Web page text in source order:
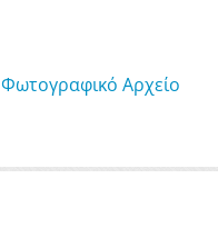
Φωτογραφικό Αρχείο